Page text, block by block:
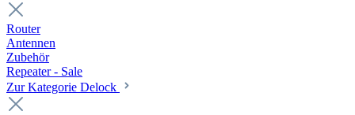
Router
Antennen
Zubehör
Repeater - Sale
Zur Kategorie Delock